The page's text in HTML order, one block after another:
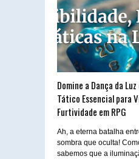
Domine a Dança da
Tático Essencial para
Furtividade em RPG
Ah, a eterna batalha
sombra que oculta!
sabemos que a